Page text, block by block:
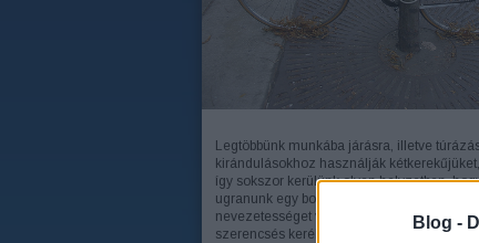
Blog -
Legtöbbünk munkába járásra, illetve
kirándulásokhoz használják kétkerekűjüket,
így sokszor kerülünk olyan helyzetben,
ugranunk egy boltba, esetleg megtekintünk
nevezetességet vagy múzeumot, ahova
szerencsés kerékpárral behajtani.…